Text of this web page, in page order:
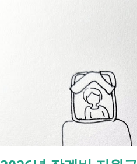
수당 자활사업 참여, 자활급여 자활
신청 상황에 따라 참여 사실상 의무
는 사람을 돕는 제도입니다. 자활근
지원하는 제도입니다. 조건부수급자
받는 과정에서 일정한 참여 의무가
계급여 바로가기] - [2026 최신] 근